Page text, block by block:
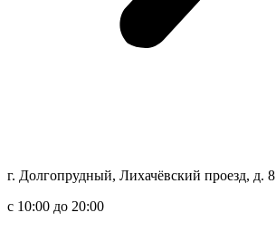
г. Долгопрудный, Лихачёвский проезд, д. 8
c 10:00 до 20:00